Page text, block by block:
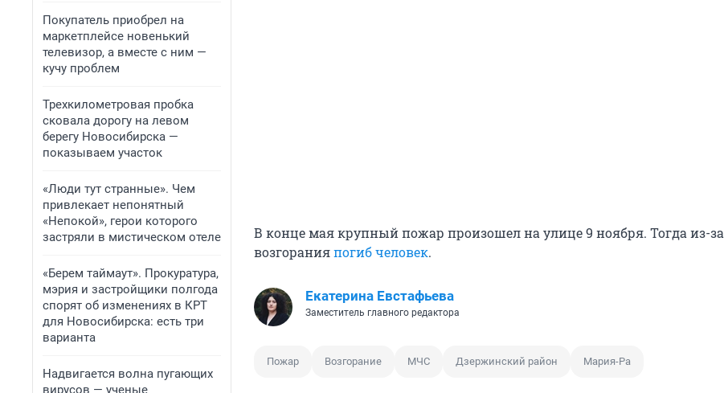
Покупатель приобрел на
маркетплейсе новенький
телевизор, а вместе с ним —
кучу проблем
Трехкилометровая пробка
сковала дорогу на левом
берегу Новосибирска —
показываем участок
«Люди тут странные». Чем
привлекает непонятный
«Непокой», герои которого
застряли в мистическом отеле
«Берем таймаут». Прокуратура,
мэрия и застройщики полгода
спорят об изменениях в КРТ
для Новосибирска: есть три
варианта
Надвигается волна пугающих
вирусов — ученые
В конце мая крупный пожар произошел на улице 9 ноября. Тогда из-за
возгоранияпогиб человек.
Екатерина Евстафьева
Заместитель главного редактора
Пожар Возгорание МЧС Дзержинский район Мария-Ра